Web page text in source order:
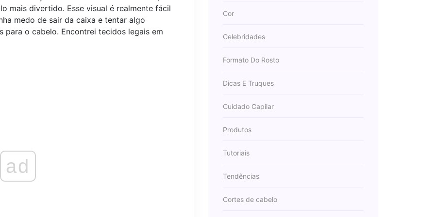
mais divertido. Esse visual é realmente fácil
medo de sair da caixa e tentar algo
para o cabelo. Encontrei tecidos legais em
ad
Cor
Celebridades
Formato Do Rosto
Dicas E Truques
Cuidado Capilar
Produtos
Tutoriais
Tendências
Cortes de cabelo